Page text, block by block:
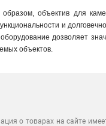
образом, объектив для
и
дозволяет
объектов.
о товарах на сайте